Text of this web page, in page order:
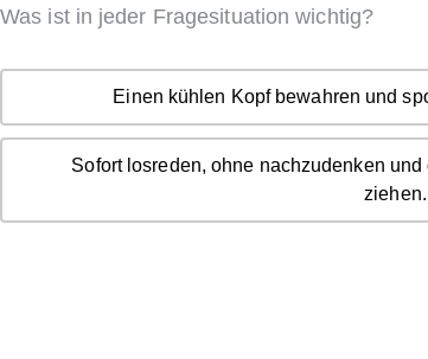
Was ist in jeder Fragesituation wichtig?
Einen kühlen Kopf bewahren und
Sofort losreden, ohne nachzudenken
ziehen.